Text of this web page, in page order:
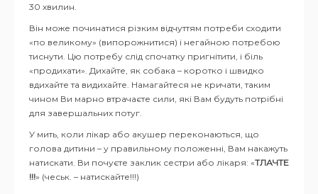
30 хвилин.
Він може починатися різким відчуттям потреби сходити
«по великому» (випорожнитися) і негайною потребою
тиснути. Цю потребу слід спочатку пригнітити, і біль
«продихати». Дихайте, як собака – коротко і швидко
вдихайте та видихайте. Намагайтеся не кричати, таким
чином Ви марно втрачаєте сили, які Вам будуть потрібні
для завершальних потуг.
У мить, коли лікар або акушер переконаються, що
голова дитини – у правильному положенні, Вам накажуть
натискати. Ви почуєте заклик сестри або лікаря: «ТЛАЧТЕ
!!!» (чеськ. – натискайте!!!)